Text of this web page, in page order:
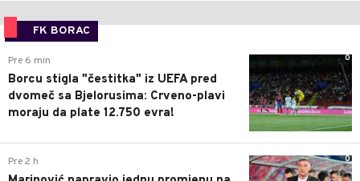
FK BORAC
0
Pre 6 min
Borcu stigla "čestitka" iz UEFA pred
dvomeč sa Bjelorusima: Crveno-plavi
moraju da plate 12.750 evra!
0
Pre 2 h